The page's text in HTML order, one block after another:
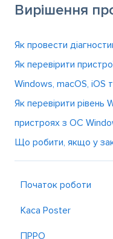
Вирішення
Як провести
Як перевірити
Windows, macOS, iOS
Як перевірити рівень
пристроях з ОС
Що робити, якщо у
Початок роботи
Знайомство з
Реєстрація та вхід
Каса Poster
Загальне
ПРРО